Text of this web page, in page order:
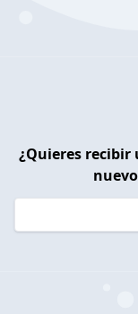
¿Quieres recibir